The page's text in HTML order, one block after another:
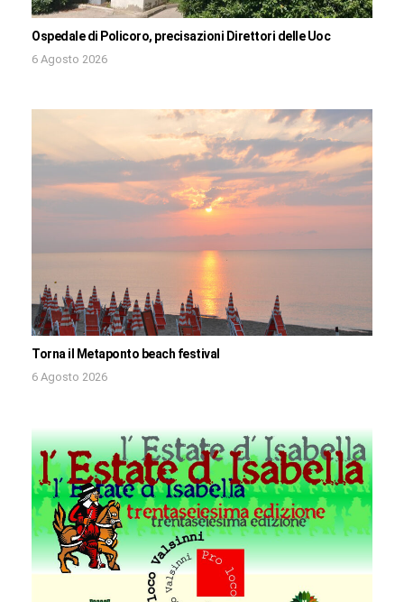
Ospedale di Policoro, precisazioni Direttori delle Uoc
6 Agosto 2026
Torna il Metaponto beach festival
6 Agosto 2026